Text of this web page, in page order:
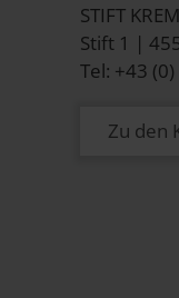
STIFT
Stift 1 |
Tel: +43
Zu den